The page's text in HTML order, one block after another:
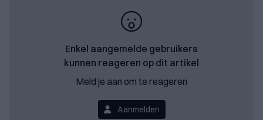
Enkel aangemelde gebruikers
kunnen reageren op dit artikel
Meld je aan om te reageren
Aanmelden